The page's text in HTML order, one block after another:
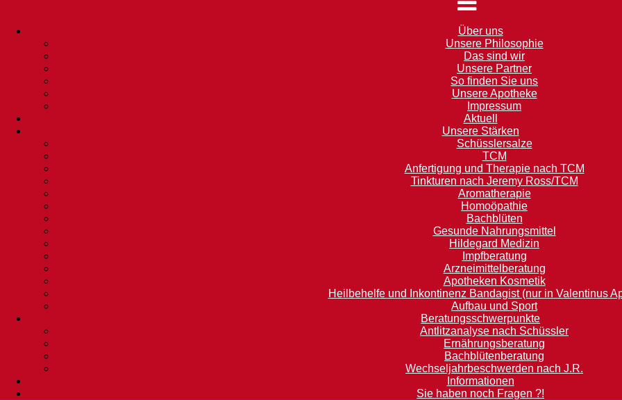
Über uns
Unsere Philosophie
Das sind wir
Unsere Partner
So finden Sie uns
Unsere Apotheke
Impressum
Aktuell
Unsere Stärken
Schüsslersalze
TCM
Anfertigung und Therapie nach TCM
Tinkturen nach Jeremy Ross/TCM
Aromatherapie
Homoöpathie
Bachblüten
Gesunde Nahrungsmittel
Hildegard Medizin
Impfberatung
Arzneimittelberatung
Apotheken Kosmetik
Heilbehelfe und Inkontinenz Bandagist (nur in Valentinus
Aufbau und Sport
Beratungsschwerpunkte
Antlitzanalyse nach Schüssler
Ernährungsberatung
Bachblütenberatung
Wechseljahrbeschwerden nach J.R.
Informationen
Sie haben noch Fragen ?!